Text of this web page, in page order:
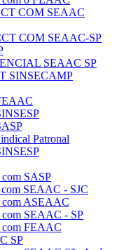
COM SEAAC
COM SEAAC-SP
SEAAC SP
SINSECAMP
Patronal
SASP
SEAAC - SJC
com ASEAAC
SEAAC - SP
com FEAAC
SP